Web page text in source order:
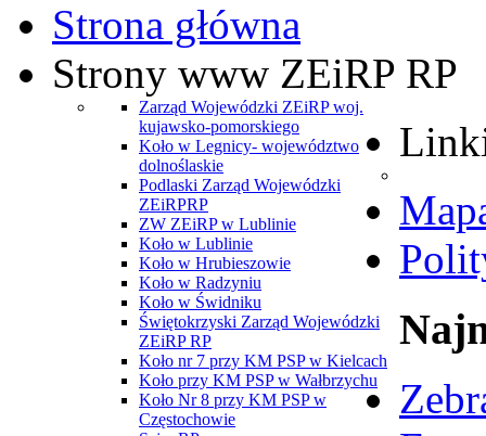
Strona główna
Strony www ZEiRP RP
Zarząd Wojewódzki ZEiRP woj.
kujawsko-pomorskiego
Koło w Legnicy- województwo
dolnoślaskie
Podlaski Zarząd Wojewódzki
ZEiRPRP
ZW ZEiRP w Lublinie
Koło w Lublinie
Koło w Hrubieszowie
Koło w Radzyniu
Koło w Świdniku
Świętokrzyski Zarząd Wojewódzki
ZEiRP RP
Koło nr 7 przy KM PSP w Kielcach
Koło przy KM PSP w Wałbrzychu
Koło Nr 8 przy KM PSP w
Częstochowie